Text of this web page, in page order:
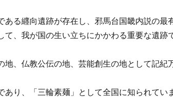
ある纒向遺跡が存在し、邪馬台国畿内説の最
て、我が国の生い立ちにかかわる重要な遺跡
地、仏教公伝の地、芸能創生の地として記紀
り、「三輪素麺」として全国に知られてい